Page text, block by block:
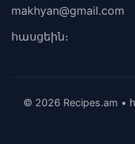
makhyan@gmail.com
հասցեին։
© 2026 Recipes.am